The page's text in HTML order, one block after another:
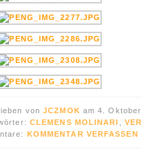
vonJCZMOK am 4.
CLEMENS MOLINARI
KOMMENTAR VERFASSEN